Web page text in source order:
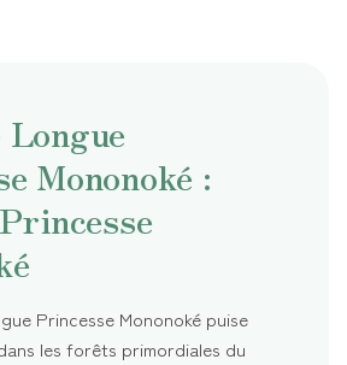
Mononoké :
Princesse Mononoké puise
les forêts primordiales du